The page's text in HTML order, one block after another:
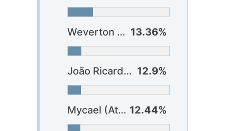
Weverton (Palmeiras) 13.36%
João Ricardo (Fortaleza) 12.9%
Mycael (Athlético-PR) 12.44%